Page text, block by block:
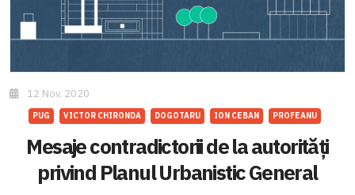
12 Nov. 2020
PUG VICTOR CHIRONDA DOGOTARU ION CEBAN PROFEANU
Mesaje contradictorii de la autorități
privind Planul Urbanistic General